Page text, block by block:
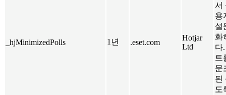
_hjMinimizedPolls 1년 .eset.com
Hotjar
Ltd
서
용
설
화
다
트
문
된
도